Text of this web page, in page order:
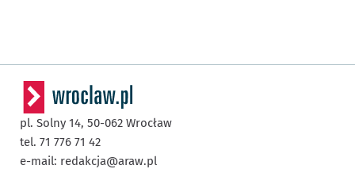
pl. Solny 14, 50-062 Wrocław
tel. 71 776 71 42
e-mail: redakcja@araw.pl